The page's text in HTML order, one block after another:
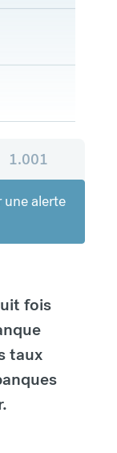
1.001
une alerte
fois
taux